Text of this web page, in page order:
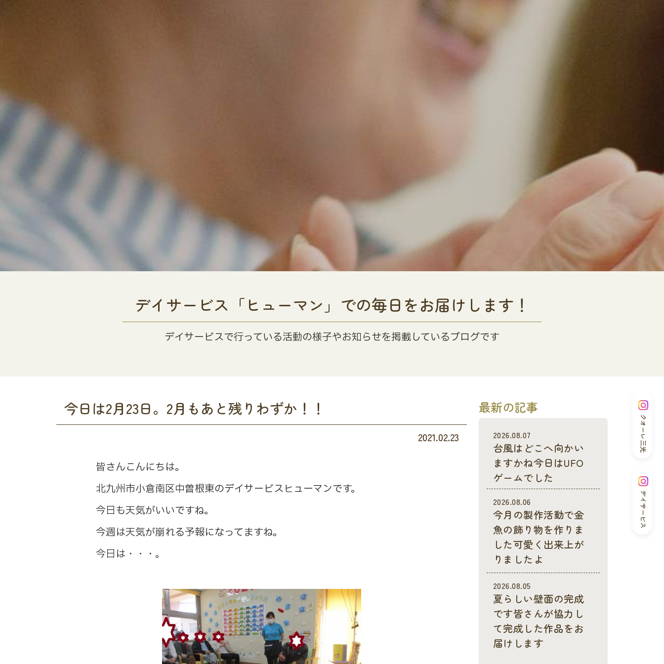
クオーレ三光
デイサービス
デイサービス「ヒューマン」での毎日をお届けします！
デイサービスで行っている活動の様子やお知らせを掲載しているブログです
今日は2月23日。2月もあと残りわずか！！
2021.02.23
皆さんこんにちは。
北九州市小倉南区中曽根東のデイサービスヒューマンです。
今日も天気がいいですね。
今週は天気が崩れる予報になってますね。
今日は・・・。
最新の記事
2026.08.07
台風はどこへ向かい
ますかね今日はUFO
ゲームでした
2026.08.06
今月の製作活動で金
魚の飾り物を作りま
した可愛く出来上が
りましたよ
2026.08.05
夏らしい壁面の完成
です皆さんが協力し
て完成した作品をお
届けします